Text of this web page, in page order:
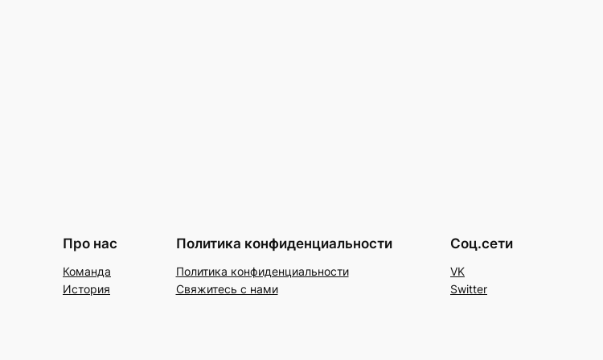
Про нас
Команда
История
Политика конфиденциальности
Политика конфиденциальности
Свяжитесь с нами
Соц.сети
VK
Switter